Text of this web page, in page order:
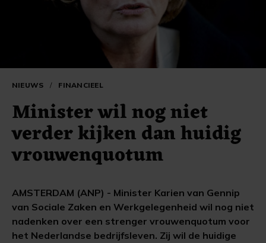
NIEUWS / FINANCIEEL
Minister wil nog niet
verder kijken dan huidig
vrouwenquotum
AMSTERDAM (ANP) - Minister Karien van Gennip
van Sociale Zaken en Werkgelegenheid wil nog niet
nadenken over een strenger vrouwenquotum voor
het Nederlandse bedrijfsleven. Zij wil de huidige